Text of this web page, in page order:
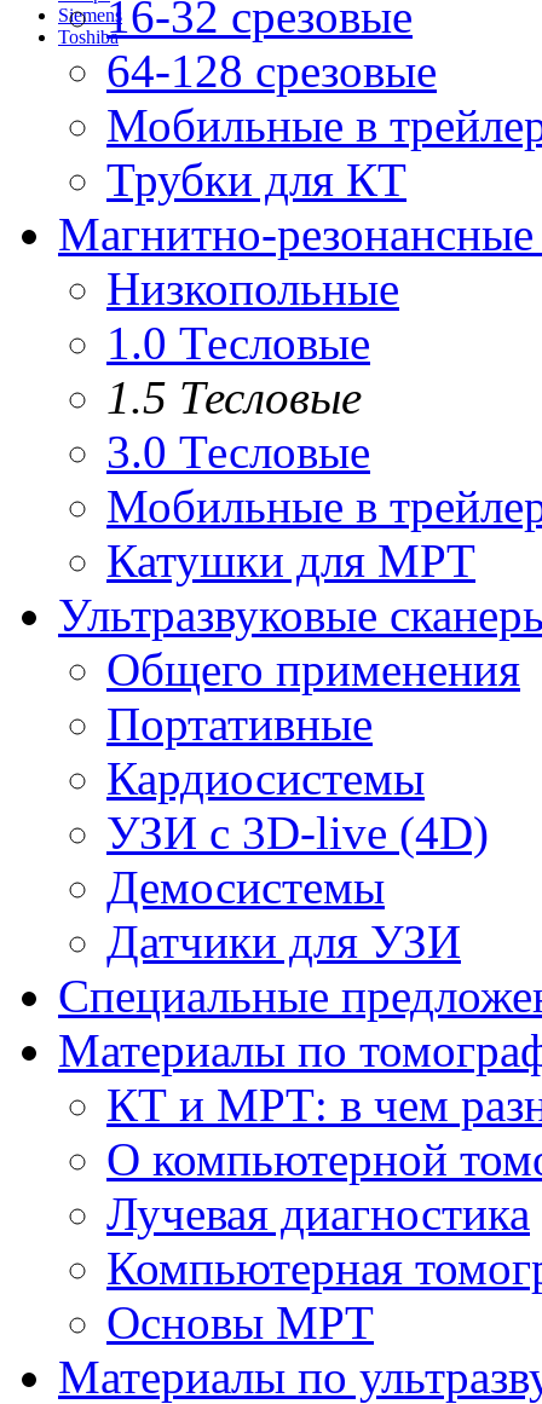
Siemens
Toshiba16-32 срезовые
64-128 срезовые
Мобильные в
Трубки для КТ
Магнитно-
Низкопольные
1.0 Тесловые
1.5 Тесловые
3.0 Тесловые
Мобильные в
Катушки для МРТ
Ультразвуковые
Общего применения
Портативные
Кардиосистемы
УЗИ с 3D-live (4D)
Демосистемы
Датчики для УЗИ
Cпециальные
Материалы по
КТ и МРТ: в чем
О компьютерной
Лучевая диагностика
Компьютерная
Основы МРТ
Материалы по